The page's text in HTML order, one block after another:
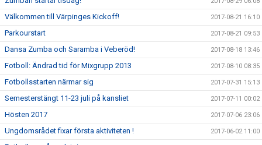
Välkommen till Värpinges Kickoff! 2017-08-21 16:10
Parkourstart 2017-08-21 09:53
Dansa Zumba och Saramba i Veberöd! 2017-08-18 13:46
Fotboll: Ändrad tid för Mixgrupp 2013 2017-08-10 08:35
Fotbollsstarten närmar sig 2017-07-31 15:13
Semesterstängt 11-23 juli på kansliet 2017-07-11 00:02
Hösten 2017 2017-07-06 23:06
Ungdomsrådet fixar första aktiviteten ! 2017-06-02 11:00